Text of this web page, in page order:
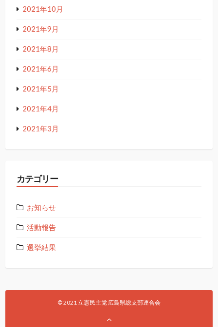
2021年10月
2021年9月
2021年8月
2021年6月
2021年5月
2021年4月
2021年3月
カテゴリー
お知らせ
活動報告
選挙結果
© 2021 立憲民主党 広島県総支部連合会